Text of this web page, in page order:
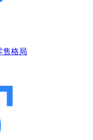
售格局